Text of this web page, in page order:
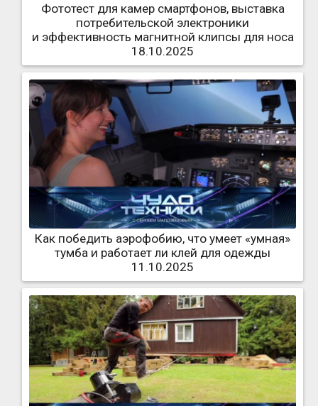
Фототест для камер смартфонов, выставка
потребительской электроники
и эффективность магнитной клипсы для носа
18.10.2025
Как победить аэрофобию, что умеет «умная»
тумба и работает ли клей для одежды
11.10.2025